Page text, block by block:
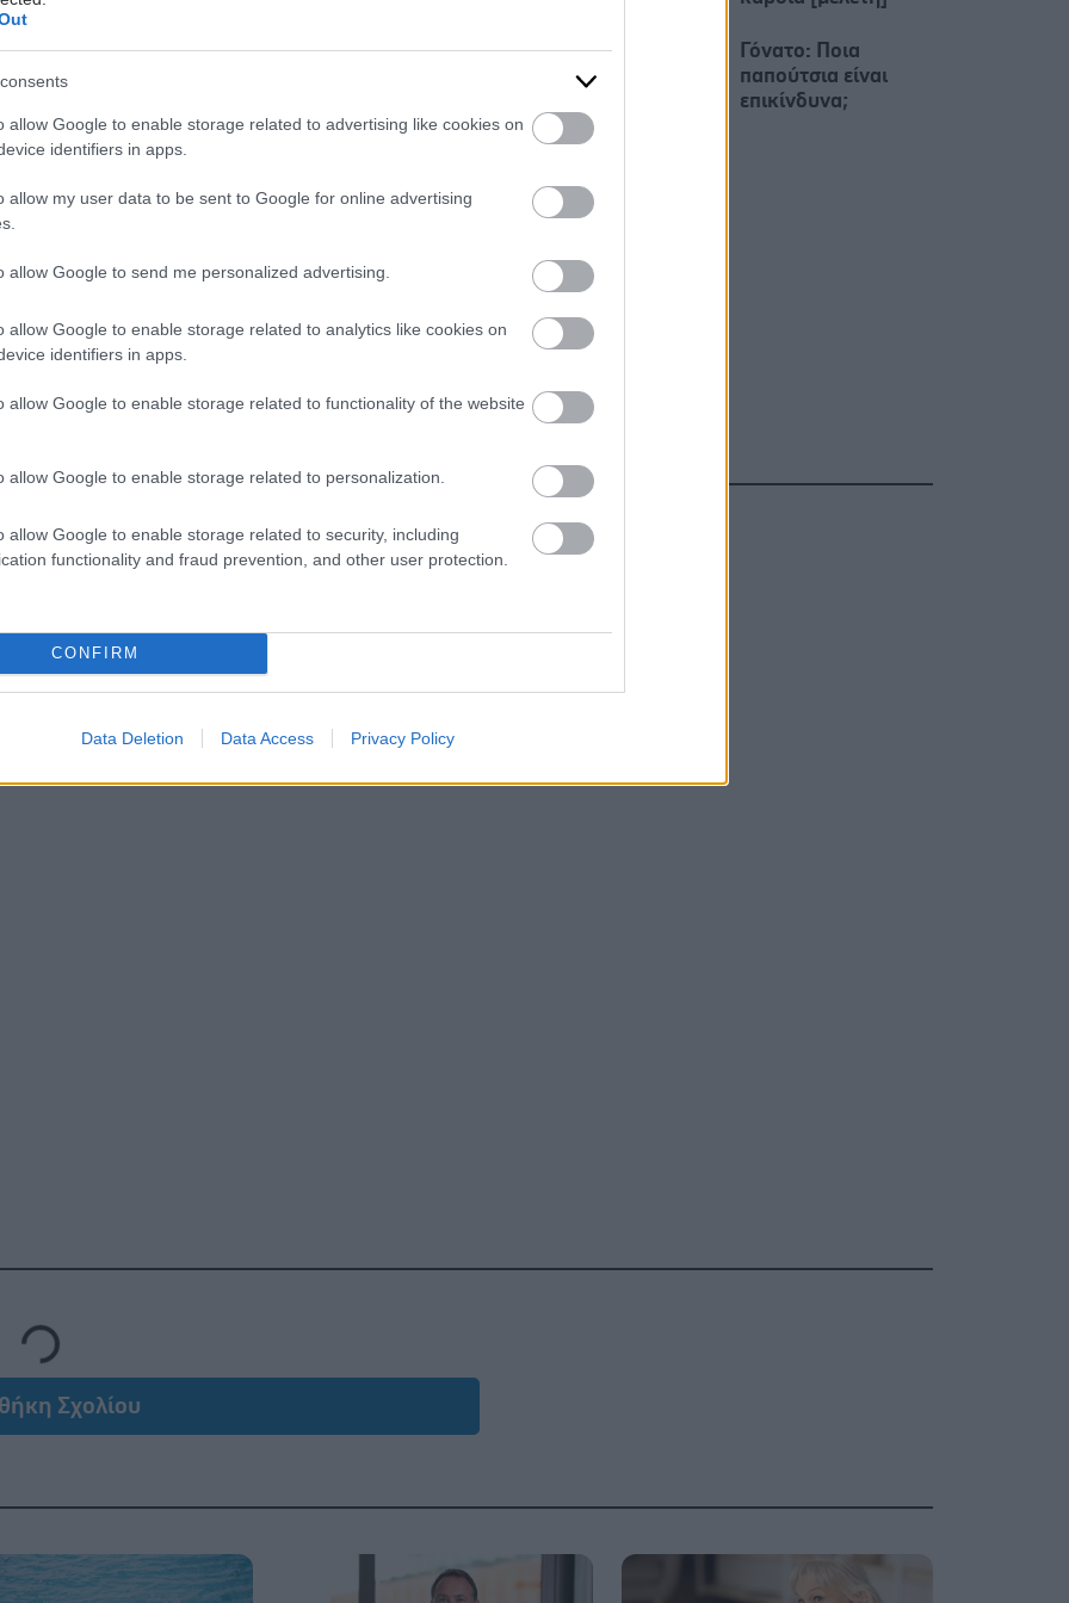
allow Google to enable storage related to advertising like cookies on
identifiers in apps.
allow my user data to be sent to Google for online advertising
allow Google to send me personalized advertising.
allow Google to enable storage related to analytics like cookies on
identifiers in apps.
allow Google to enable storage related to functionality of the website
allow Google to enable storage related to personalization.
allow Google to enable storage related to security, including
functionality and fraud prevention, and other user protection.
CONFIRM
Data Deletion Data Access Privacy Policy
και καλοκαίρι: Διακοπές με ασφάλεια
η σειρά γέννησης την εκδήλωση συγκεκριμένων
Γόνατο: Ποια
παπούτσια είναι
επικίνδυνα;
Loading...
Σχολίου